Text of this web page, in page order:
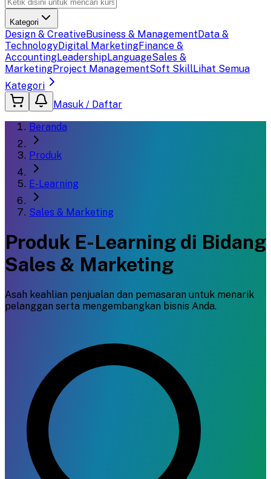
Kategori
Design & CreativeBusiness & ManagementData &
TechnologyDigital MarketingFinance &
AccountingLeadershipLanguageSales &
MarketingProject ManagementSoft SkillLihat Semua
Kategori
Masuk / Daftar
Beranda
Produk
E-Learning
Sales & Marketing
Produk E-Learning di Bidang
Sales & Marketing
Asah keahlian penjualan dan pemasaran untuk menarik
pelanggan serta mengembangkan bisnis Anda.